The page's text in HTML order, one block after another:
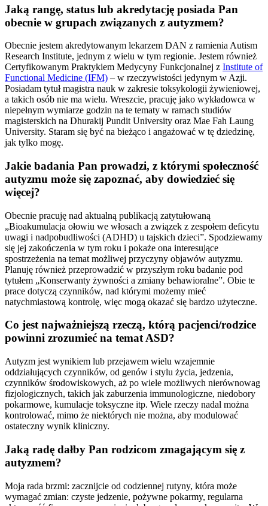
Jaką rangę, status lub akredytację posiada Pan
obecnie w grupach związanych z autyzmem?
Obecnie jestem akredytowanym lekarzem DAN z ramienia Autism
Research Institute, jednym z wielu w tym regionie. Jestem również
Certyfikowanym Praktykiem Medycyny Funkcjonalnej z Institute of
Functional Medicine (IFM) – w rzeczywistości jedynym w Azji.
Posiadam tytuł magistra nauk w zakresie toksykologii żywieniowej,
a takich osób nie ma wielu. Wreszcie, pracuję jako wykładowca w
niepełnym wymiarze godzin na te tematy w ramach studiów
magisterskich na Dhurakij Pundit University oraz Mae Fah Laung
University. Staram się być na bieżąco i angażować w tę dziedzinę,
jak tylko mogę.
Jakie badania Pan prowadzi, z którymi społeczność
autyzmu może się zapoznać, aby dowiedzieć się
więcej?
Obecnie pracuję nad aktualną publikacją zatytułowaną
„Bioakumulacja ołowiu we włosach a związek z zespołem deficytu
uwagi i nadpobudliwości (ADHD) u tajskich dzieci”. Spodziewamy
się jej zakończenia w tym roku i pokaże ona interesujące
spostrzeżenia na temat możliwej przyczyny objawów autyzmu.
Planuję również przeprowadzić w przyszłym roku badanie pod
tytułem „Konserwanty żywności a zmiany behawioralne”. Obie te
prace dotyczą czynników, nad którymi możemy mieć
natychmiastową kontrolę, więc mogą okazać się bardzo użyteczne.
Co jest najważniejszą rzeczą, którą pacjenci/rodzice
powinni zrozumieć na temat ASD?
Autyzm jest wynikiem lub przejawem wielu wzajemnie
oddziałujących czynników, od genów i stylu życia, jedzenia,
czynników środowiskowych, aż po wiele możliwych nierównowag
fizjologicznych, takich jak zaburzenia immunologiczne, niedobory
pokarmowe, kumulacje toksyczne itp. Wiele rzeczy nadal można
kontrolować, mimo że niektórych nie można, aby modulować
ostateczny wynik kliniczny.
Jaką radę dałby Pan rodzicom zmagającym się z
autyzmem?
Moja rada brzmi: zacznijcie od codziennej rutyny, która może
wymagać zmian: czyste jedzenie, pożywne pokarmy, regularna